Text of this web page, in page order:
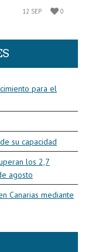
12 SEP 0
para el
su capacidad
los 2,7
agosto
Canarias mediante